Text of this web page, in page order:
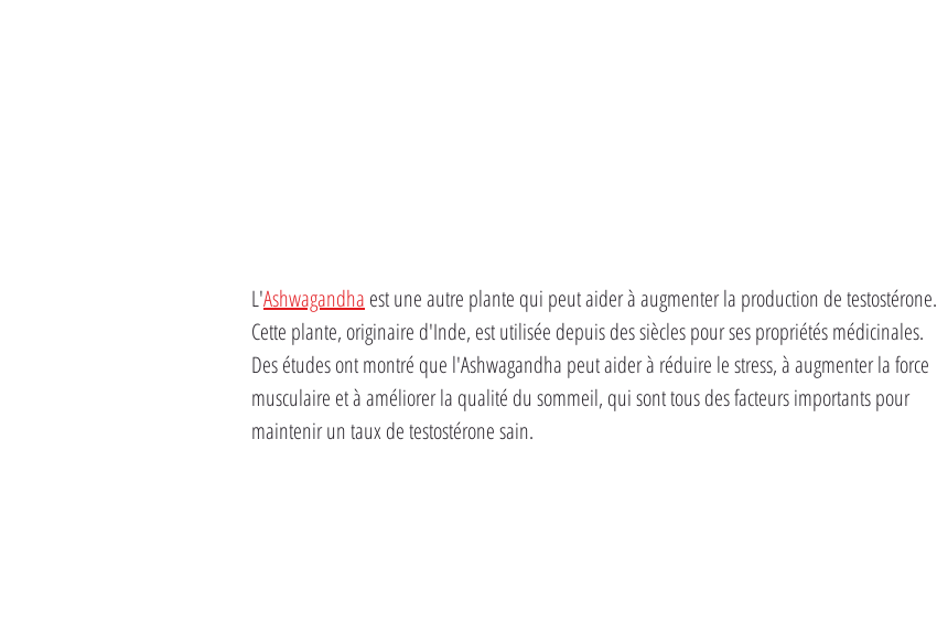
L'Ashwagandha est une autre plante qui peut aider à augmenter la production de testostérone.
Cette plante, originaire d'Inde, est utilisée depuis des siècles pour ses propriétés médicinales.
Des études ont montré que l'Ashwagandha peut aider à réduire le stress, à augmenter la force
musculaire et à améliorer la qualité du sommeil, qui sont tous des facteurs importants pour
maintenir un taux de testostérone sain.